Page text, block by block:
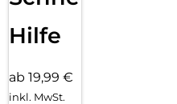
Hilfe
ab 19,99 €
inkl. MwSt.